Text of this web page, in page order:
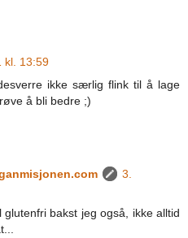
kl. 13:59
ikke særlig flink til å lage
å bli bedre ;)
3.
bakst jeg også, ikke alltid